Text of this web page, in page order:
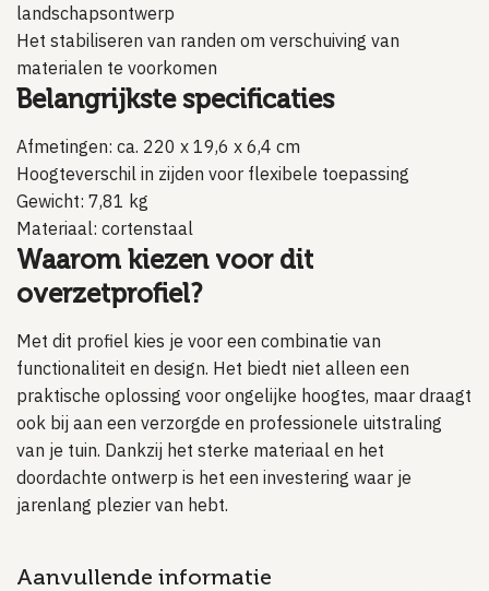
landschapsontwerp
Het stabiliseren van randen om verschuiving van
materialen te voorkomen
Belangrijkste specificaties
Afmetingen: ca. 220 x 19,6 x 6,4 cm
Hoogteverschil in zijden voor flexibele toepassing
Gewicht: 7,81 kg
Materiaal: cortenstaal
Waarom kiezen voor dit
overzetprofiel?
Met dit profiel kies je voor een combinatie van
functionaliteit en design. Het biedt niet alleen een
praktische oplossing voor ongelijke hoogtes, maar draagt
ook bij aan een verzorgde en professionele uitstraling
van je tuin. Dankzij het sterke materiaal en het
doordachte ontwerp is het een investering waar je
jarenlang plezier van hebt.
Aanvullende informatie